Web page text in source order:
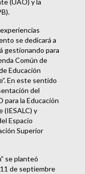
(UAO) y la
se dedicará a
gestionando para
Común de
Educación
En este sentido
del
la Educación
(IESALC) y
Espacio
Superior
se planteó
de septiembre